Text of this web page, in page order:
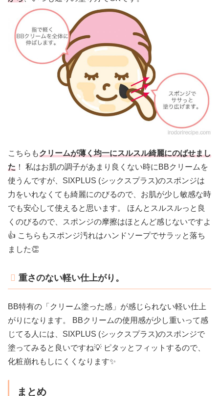
こちらもクリームが薄く均一にスルスル綺麗にのばせまし
た ！ 私はお肌の調子があまり良くない時にBBクリームを
使うんですが、SIXPLUS (シックスプラス)のスポンジは
力をいれなくても綺麗にのびるので、お肌が少し敏感な時
でも安心して使えると思います。 ほんとスルスルっと良
くのびるので、スポンジの摩擦はほとんど感じないですよ
👍 こちらもスポンジ汚れはハンドソープでサラッと落ち
ました👏
重さのない軽い仕上がり。
BB特有の「クリーム塗った感」が感じられない軽い仕上
がりになります。 BBクリームの使用感が少し重いって感
じてる人には、SIXPLUS (シックスプラス)のスポンジで
塗ってみると良いですね💡 ピタッとフィットするので、
化粧崩れもしにくくなります✨
まとめ